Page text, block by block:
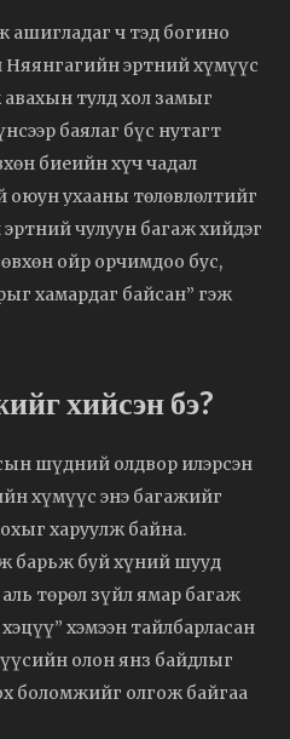
ашигладаг ч тэд богино
Няянгагийн эртний хүмүүс
тулд хол замыг
баялаг бүс нутагт
биеийн хүч чадал
ухааны төлөвлөлтийг
чулуун багаж хийдэг
ойр орчимдоо бус,
хамардаг байсан” гэж
хийсэн бэ?
шүдний олдвор илэрсэн
хүмүүс энэ багажийг
харуулж байна.
барьж буй хүний шууд
төрөл зүйл ямар багаж
хэмээн тайлбарласан
олон янз байдлыг
боломжийг олгож байгаа